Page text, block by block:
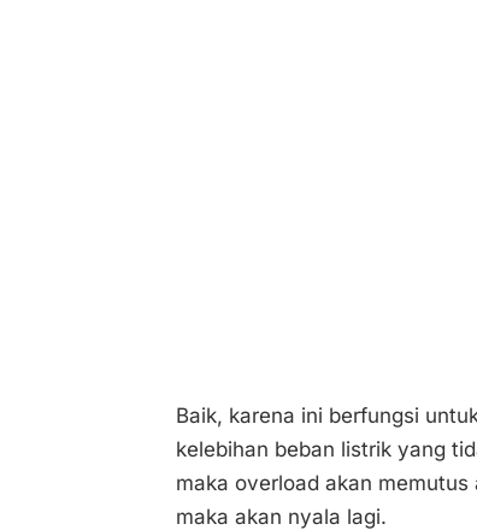
Baik, karena ini berfungsi
kelebihan beban listrik yang
maka overload akan
maka akan nyala lagi.